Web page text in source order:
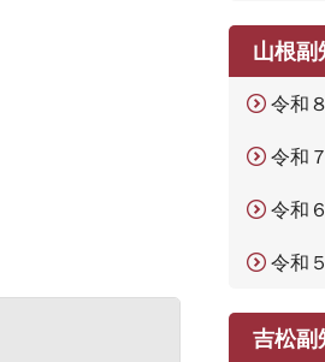
山根副
令和
令和
令和
令和
吉松副